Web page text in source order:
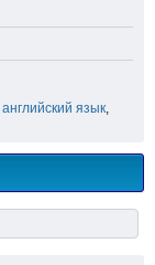
английский язык,